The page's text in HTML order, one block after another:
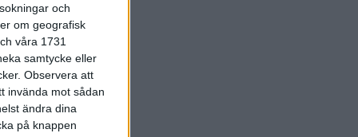
och
om geografisk
våra 1731
samtycke eller
Observera att
invända mot sådan
ändra dina
på knappen